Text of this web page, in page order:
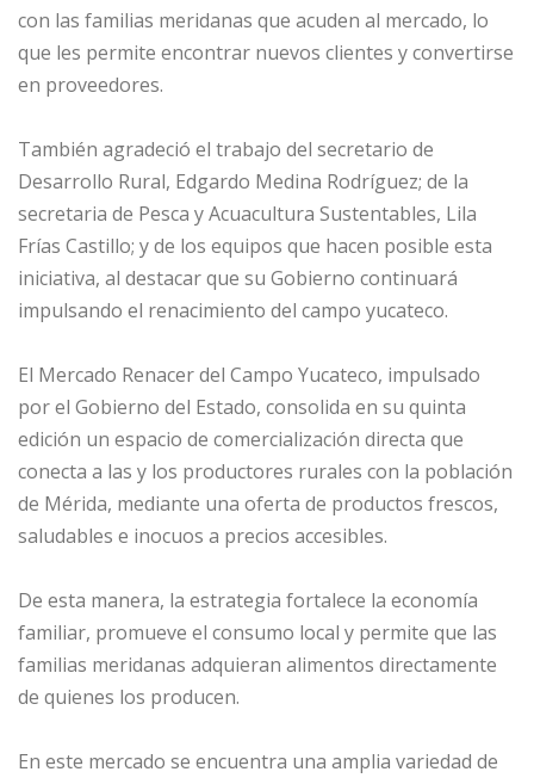
con las familias meridanas que acuden al mercado, lo
que les permite encontrar nuevos clientes y convertirse
en proveedores.
También agradeció el trabajo del secretario de
Desarrollo Rural, Edgardo Medina Rodríguez; de la
secretaria de Pesca y Acuacultura Sustentables, Lila
Frías Castillo; y de los equipos que hacen posible esta
iniciativa, al destacar que su Gobierno continuará
impulsando el renacimiento del campo yucateco.
El Mercado Renacer del Campo Yucateco, impulsado
por el Gobierno del Estado, consolida en su quinta
edición un espacio de comercialización directa que
conecta a las y los productores rurales con la población
de Mérida, mediante una oferta de productos frescos,
saludables e inocuos a precios accesibles.
De esta manera, la estrategia fortalece la economía
familiar, promueve el consumo local y permite que las
familias meridanas adquieran alimentos directamente
de quienes los producen.
En este mercado se encuentra una amplia variedad de